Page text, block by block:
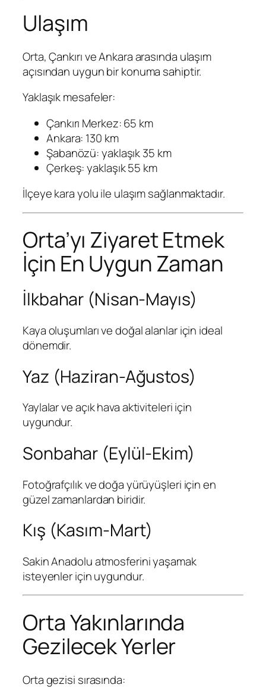
Ulaşım
Orta, Çankırı ve Ankara arasında ulaşım
açısından uygun bir konuma sahiptir.
Yaklaşık mesafeler:
Çankırı Merkez: 65 km
Ankara: 130 km
Şabanözü: yaklaşık 35 km
Çerkeş: yaklaşık 55 km
İlçeye kara yolu ile ulaşım sağlanmaktadır.
Orta’yı Ziyaret Etmek
İçin En Uygun Zaman
İlkbahar (Nisan-Mayıs)
Kaya oluşumları ve doğal alanlar için ideal
dönemdir.
Yaz (Haziran-Ağustos)
Yaylalar ve açık hava aktiviteleri için
uygundur.
Sonbahar (Eylül-Ekim)
Fotoğrafçılık ve doğa yürüyüşleri için en
güzel zamanlardan biridir.
Kış (Kasım-Mart)
Sakin Anadolu atmosferini yaşamak
isteyenler için uygundur.
Orta Yakınlarında
Gezilecek Yerler
Orta gezisi sırasında: